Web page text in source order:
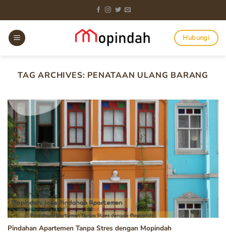
to
content
Hubungi
TAG ARCHIVES: PENATAAN ULANG BARANG
Pindahan Apartemen Tanpa Stres dengan Mopindah